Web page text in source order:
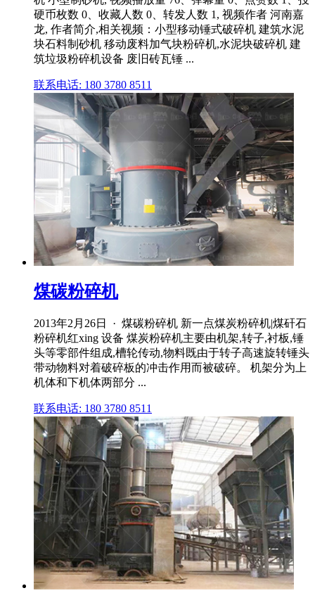
硬币枚数 0、收藏人数 0、转发人数 1, 视频作者 河南嘉
龙, 作者简介,相关视频：小型移动锤式破碎机 建筑水泥
块石料制砂机 移动废料加气块粉碎机,水泥块破碎机 建
筑垃圾粉碎机设备 废旧砖瓦锤 ...
联系电话: 180 3780 8511
煤碳粉碎机
2013年2月26日 · 煤碳粉碎机 新一点煤炭粉碎机|煤矸石
粉碎机红xing 设备 煤炭粉碎机主要由机架,转子,衬板,锤
头等零部件组成,槽轮传动,物料既由于转子高速旋转锤头
带动物料对着破碎板的冲击作用而被破碎。 机架分为上
机体和下机体两部分 ...
联系电话: 180 3780 8511